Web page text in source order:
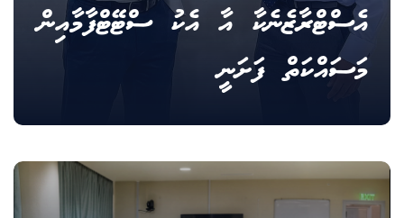
އެސްޓްރާޒެނެކާ އާ އެކު ސްޓޭޓްފާމާއިން
މަސައްކަތް ފަށަނީ